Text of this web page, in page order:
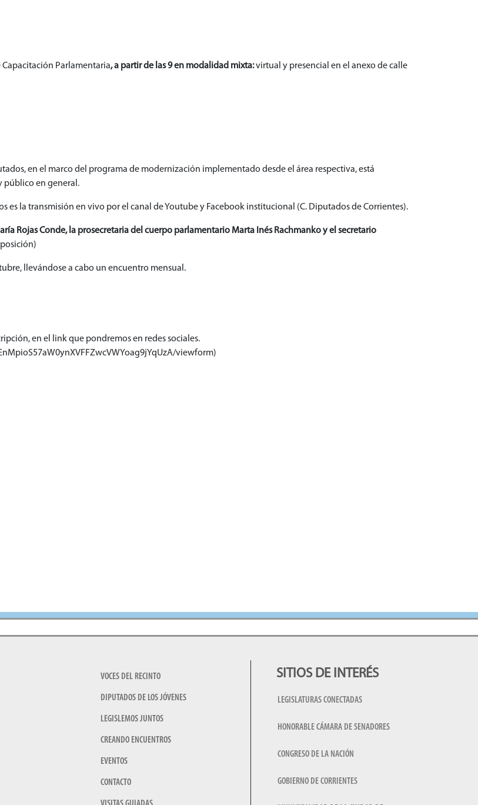
Parlamentaria, a partir de las 9 en modalidad mixta:virtual y presencial en el anexo de calle
en el marco del programa de modernización implementado desde el área respectiva, está
público en general.
la transmisión en vivo por el canal de Youtube y Facebook institucional (C. Diputados de Corrientes).
Rojas Conde, la prosecretaria del cuerpo parlamentario Marta Inés Rachmanko y el secretario
llevándose a cabo un encuentro mensual.
en el link que pondremos en redes sociales.
viewform)
VOCES DEL RECINTO
DIPUTADOS DE LOS JÓVENES
LEGISLEMOS JUNTOS
CREANDO ENCUENTROS
EVENTOS
CONTACTO
SITIOS DE INTERÉS
LEGISLATURAS CONECTADAS
HONORABLE CÁMARA DE SENADORES
CONGRESO DE LA NACIÓN
GOBIERNO DE CORRIENTES